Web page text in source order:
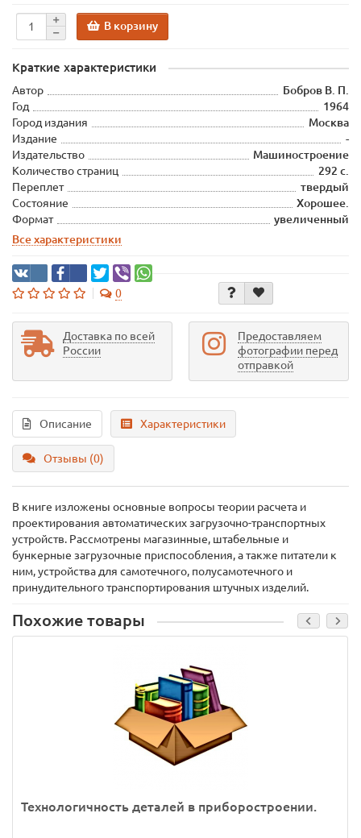
В корзину
Краткие характеристики
Автор
Бобров В. П.
Год
1964
Город издания
Москва
Издание
-
Издательство
Машиностроение
Количество страниц
292 с.
Переплет
твердый
Состояние
Хорошее.
Формат
увеличенный
Все характеристики
0
Доставка по всей
России
Предоставляем
фотографии перед
отправкой
Описание Характеристики
Отзывы (0)
В книге изложены основные вопросы теории расчета и
проектирования автоматических загрузочно-транспортных
устройств. Рассмотрены магазинные, штабельные и
бункерные загрузочные приспособления, а также питатели к
ним, устройства для самотечного, полусамотечного и
принудительного транспортирования штучных изделий.
Похожие товары
Технологичность деталей в приборостроении.